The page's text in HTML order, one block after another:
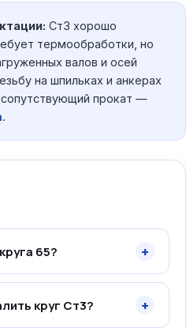
Ст3 хорошо
термообработки, но
валов и осей
на шпильках и анкерах
сопутствующий прокат —
.
65? +
круг Ст3? +